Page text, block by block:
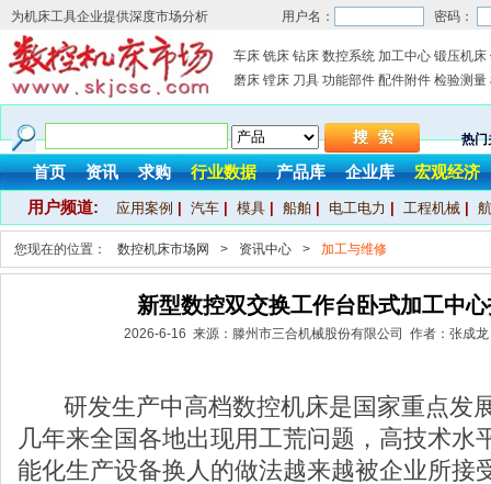
为机床工具企业提供深度市场分析 用户名： 密码：
车床 铣床 钻床 数控系统 加工中心 锻压机床
磨床 镗床 刀具 功能部件 配件附件 检验测量
热门
首页 资讯 求购 行业数据 产品库 企业库 宏观经济
用户频道: 应用案例 汽车 模具 船舶 电工电力 工程机械
您现在的位置： 数控机床市场网 > 资讯中心 > 加工与维修
新型数控双交换工作台卧式加工中
2026-6-16 来源：滕州市三合机械股份有限公司 作者：张成
研发生产中高档数控机床是国家重点发
几年来全国各地出现用工荒问题，高技术水
能化生产设备换人的做法越来越被企业所接